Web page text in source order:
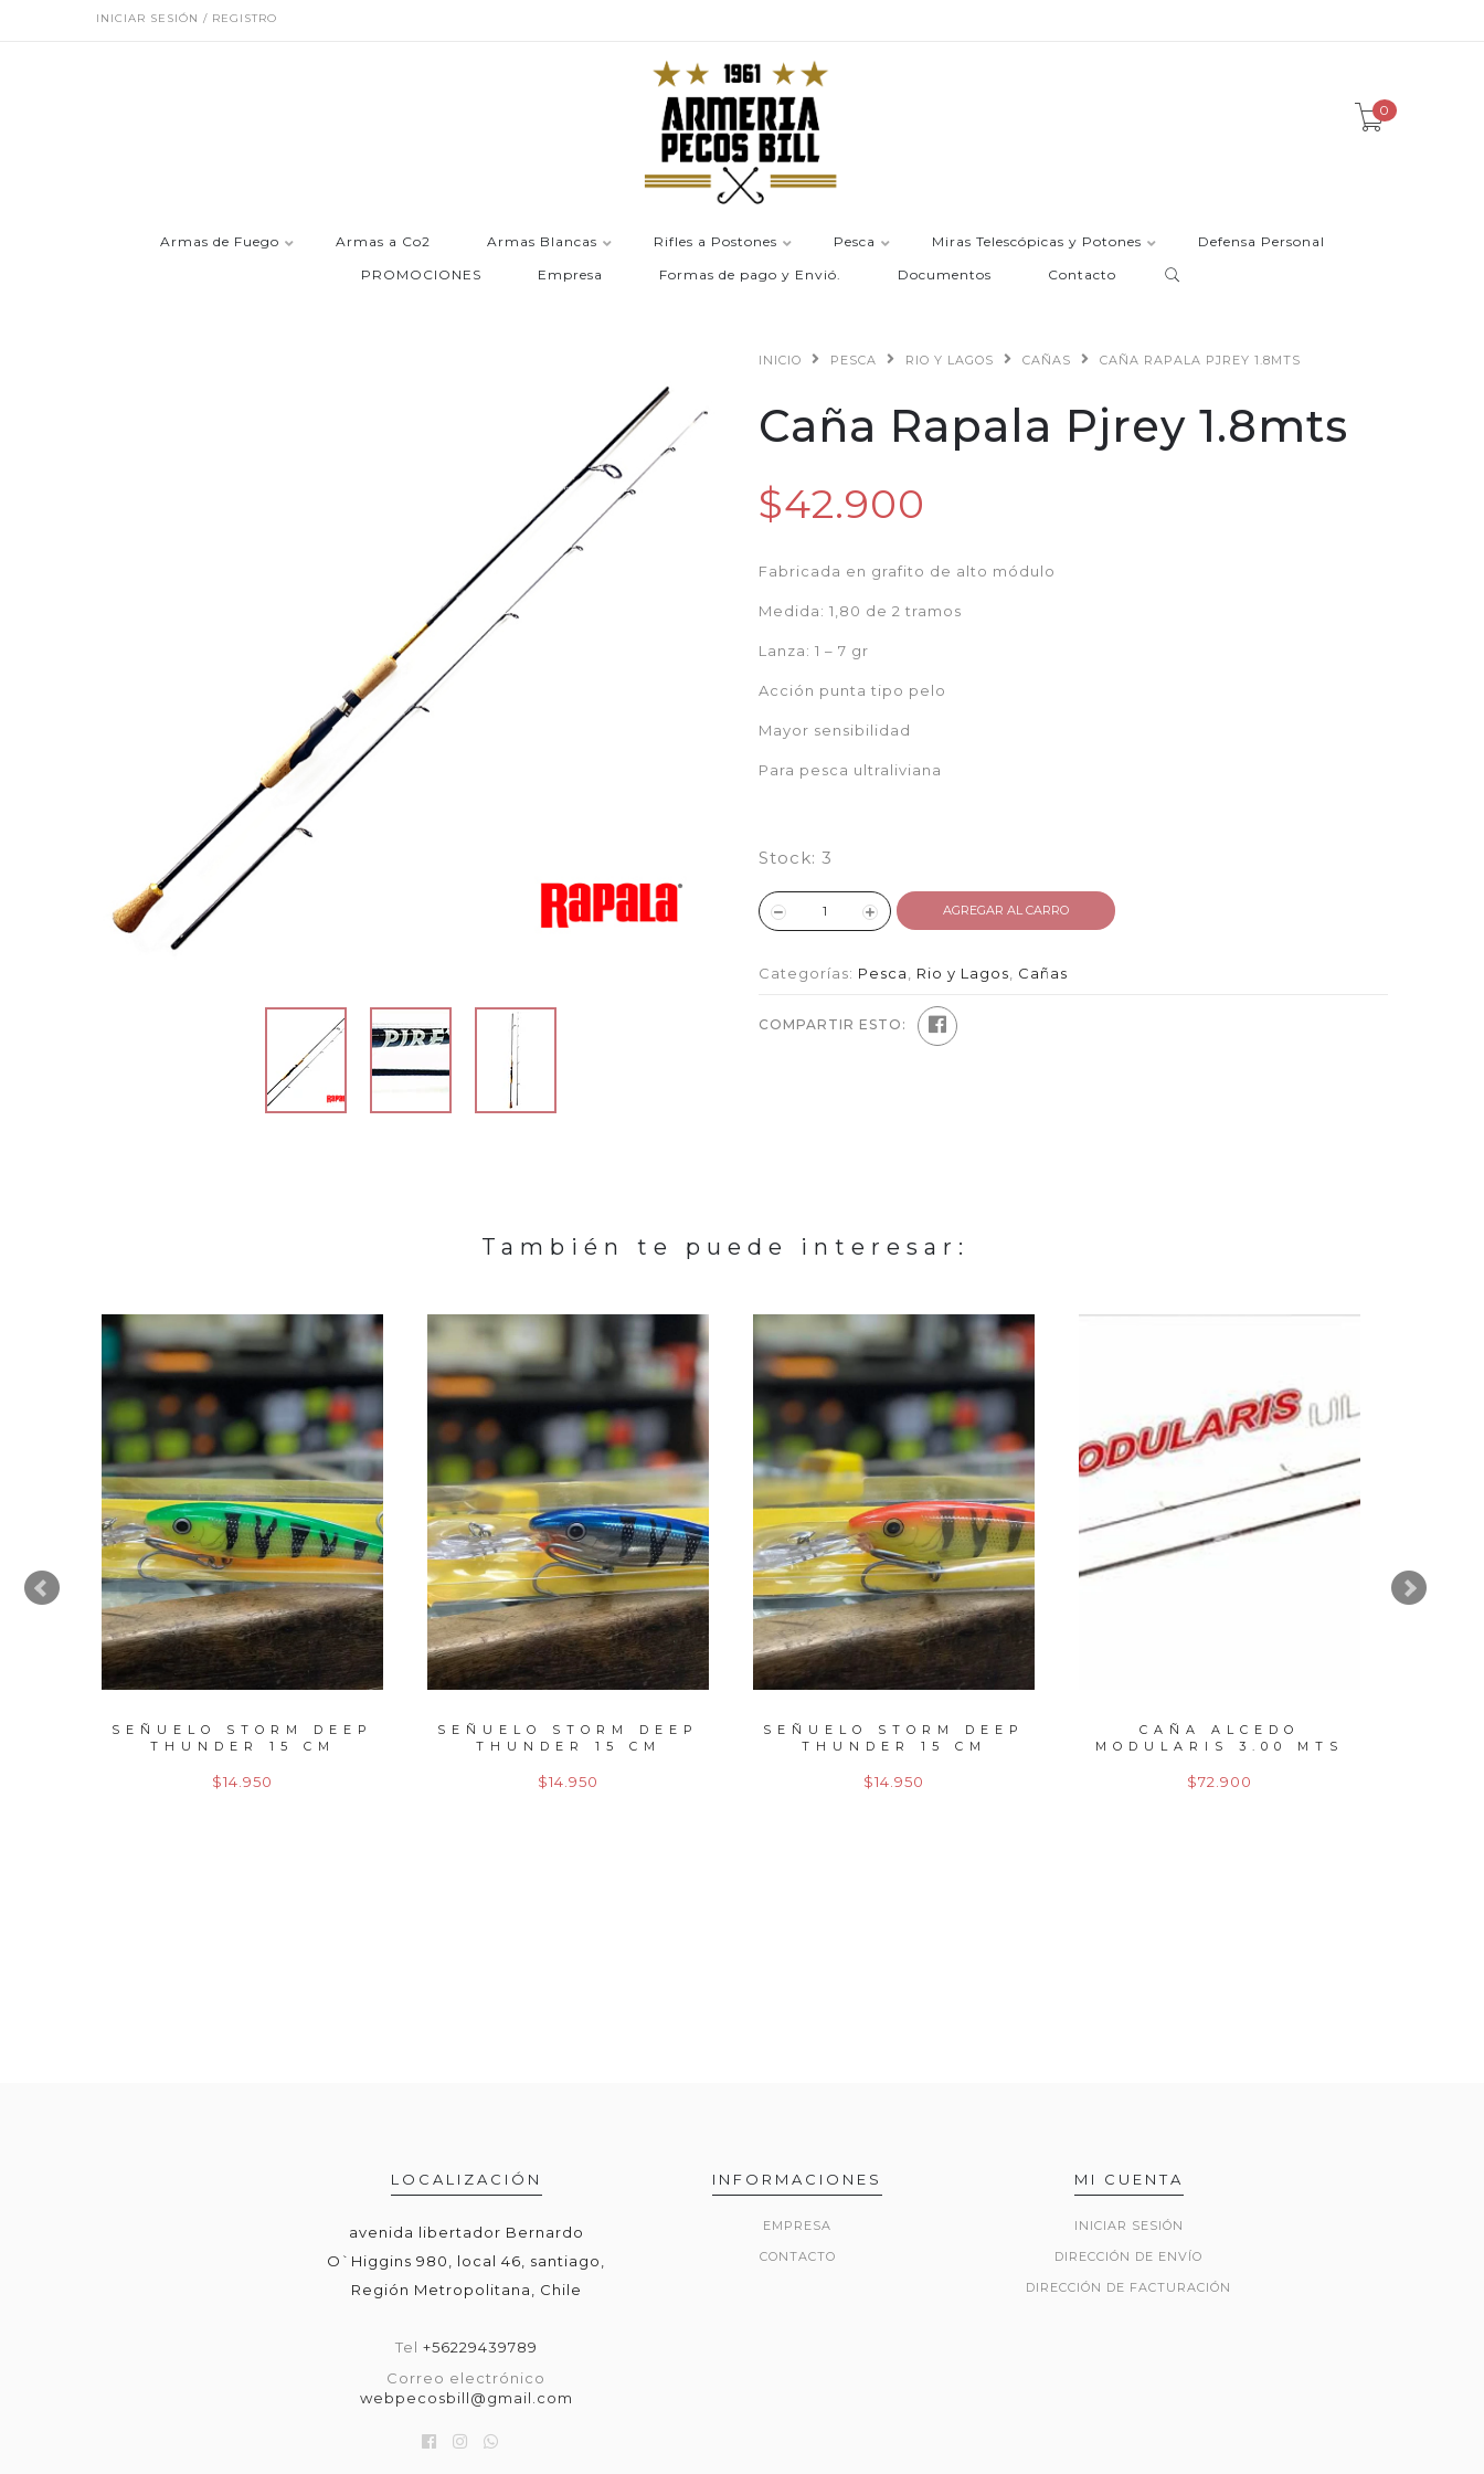
INICIAR SESIÓN / REGISTRO
0
Armas de Fuego Armas a Co2 Armas Blancas Rifles a Postones Pesca Miras Telescópicas y Potones
Defensa Personal
PROMOCIONES
Empresa Formas de pago y Envió. Documentos Contacto
INICIO PESCA RIO Y LAGOS CAÑAS CAÑA RAPALA PJREY 1.8MTS
Caña Rapala Pjrey 1.8mts
$42.900
Fabricada en grafito de alto módulo
Medida: 1,80 de 2 tramos
Lanza: 1 – 7 gr
Acción punta tipo pelo
Mayor sensibilidad
Para pesca ultraliviana
Stock: 3
AGREGAR AL CARRO
Categorías: Pesca Rio y Lagos Cañas
COMPARTIR ESTO:
También te puede interesar:
SEÑUELO STORM DEEP
THUNDER 15 CM
$14.950
SEÑUELO STORM DEEP
THUNDER 15 CM
$14.950
SEÑUELO STORM DEEP
THUNDER 15 CM
$14.950
CAÑA ALCEDO
MODULARIS 3.00 MTS
$72.900
LOCALIZACIÓN
avenida libertador Bernardo
O`Higgins 980, local 46, santiago,
Región Metropolitana, Chile
Tel +56229439789
Correo electrónico
webpecosbill@gmail.com
INFORMACIONES
EMPRESA
CONTACTO
MI CUENTA
INICIAR SESIÓN
DIRECCIÓN DE ENVÍO
DIRECCIÓN DE FACTURACIÓN